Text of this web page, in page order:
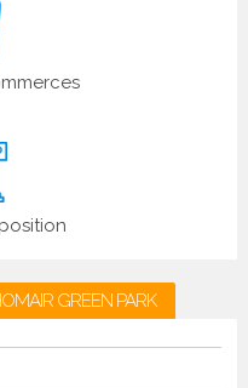
GREEN PARK